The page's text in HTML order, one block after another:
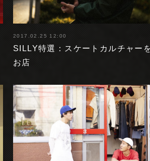
2017.02.25 12:00
SILLY特選：スケートカルチャー
お店